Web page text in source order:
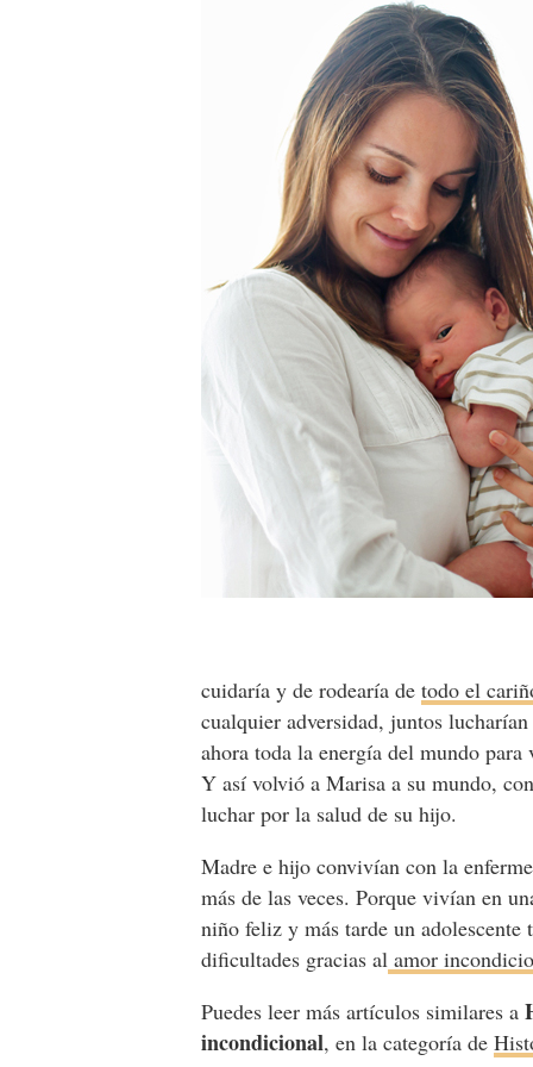
cuidaría y de rodearía detodo el
cualquier adversidad, juntos
ahora toda la energía del mundo
Y así volvió a Marisa a su mundo,
luchar por la salud de su hijo.
Madre e hijo convivían con la
más de las veces. Porque vivían en
niño feliz y más tarde un
dificultades gracias al amor
Puedes leer más artículos similares a
incondicional, en la categoría de